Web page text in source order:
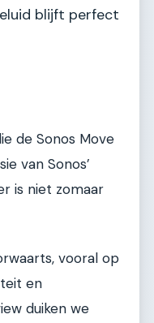
blijft perfect
de Sonos Move
van Sonos’
is niet zomaar
vooral op
en
duiken we